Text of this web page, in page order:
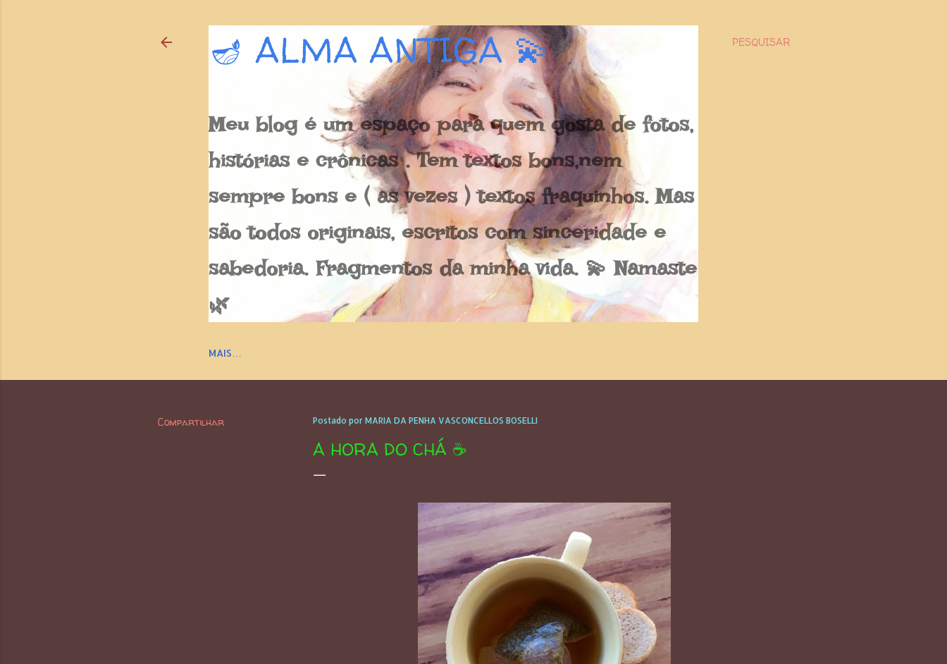
PESQUISAR
🪔 ALMA ANTIGA 💫
Meu blog é um espaço para quem gosta de fotos,
histórias e crônicas . Tem textos bons,nem
sempre bons e ( as vezes ) textos fraquinhos. Mas
são todos originais, escritos com sinceridade e
sabedoria. Fragmentos da minha vida. 💫 Namaste
🌿
MAIS…
Compartilhar Postado por MARIA DA PENHA VASCONCELLOS BOSELLI
A HORA DO CHÁ ☕️